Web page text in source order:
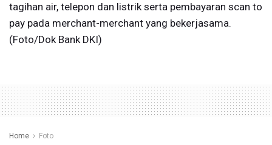
tagihan air, telepon dan listrik serta pembayaran scan to
pay pada merchant-merchant yang bekerjasama.
(Foto/Dok Bank DKI)
Home Foto